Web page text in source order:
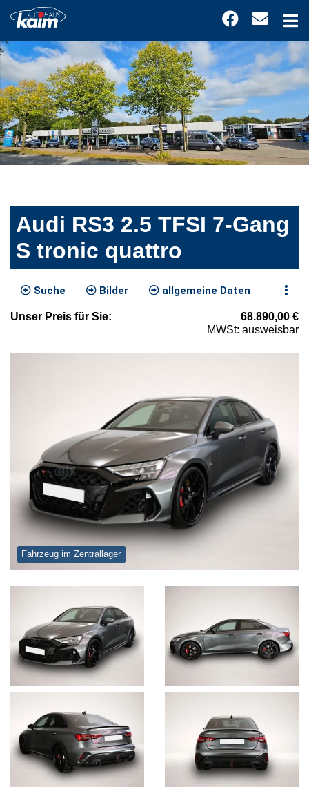
Audi RS3 2.5 TFSI 7-Gang
S tronic quattro
Suche Bilder allgemeine Daten
Unser Preis für Sie: 68.890,00 €
MWSt: ausweisbar
Fahrzeug im Zentrallager